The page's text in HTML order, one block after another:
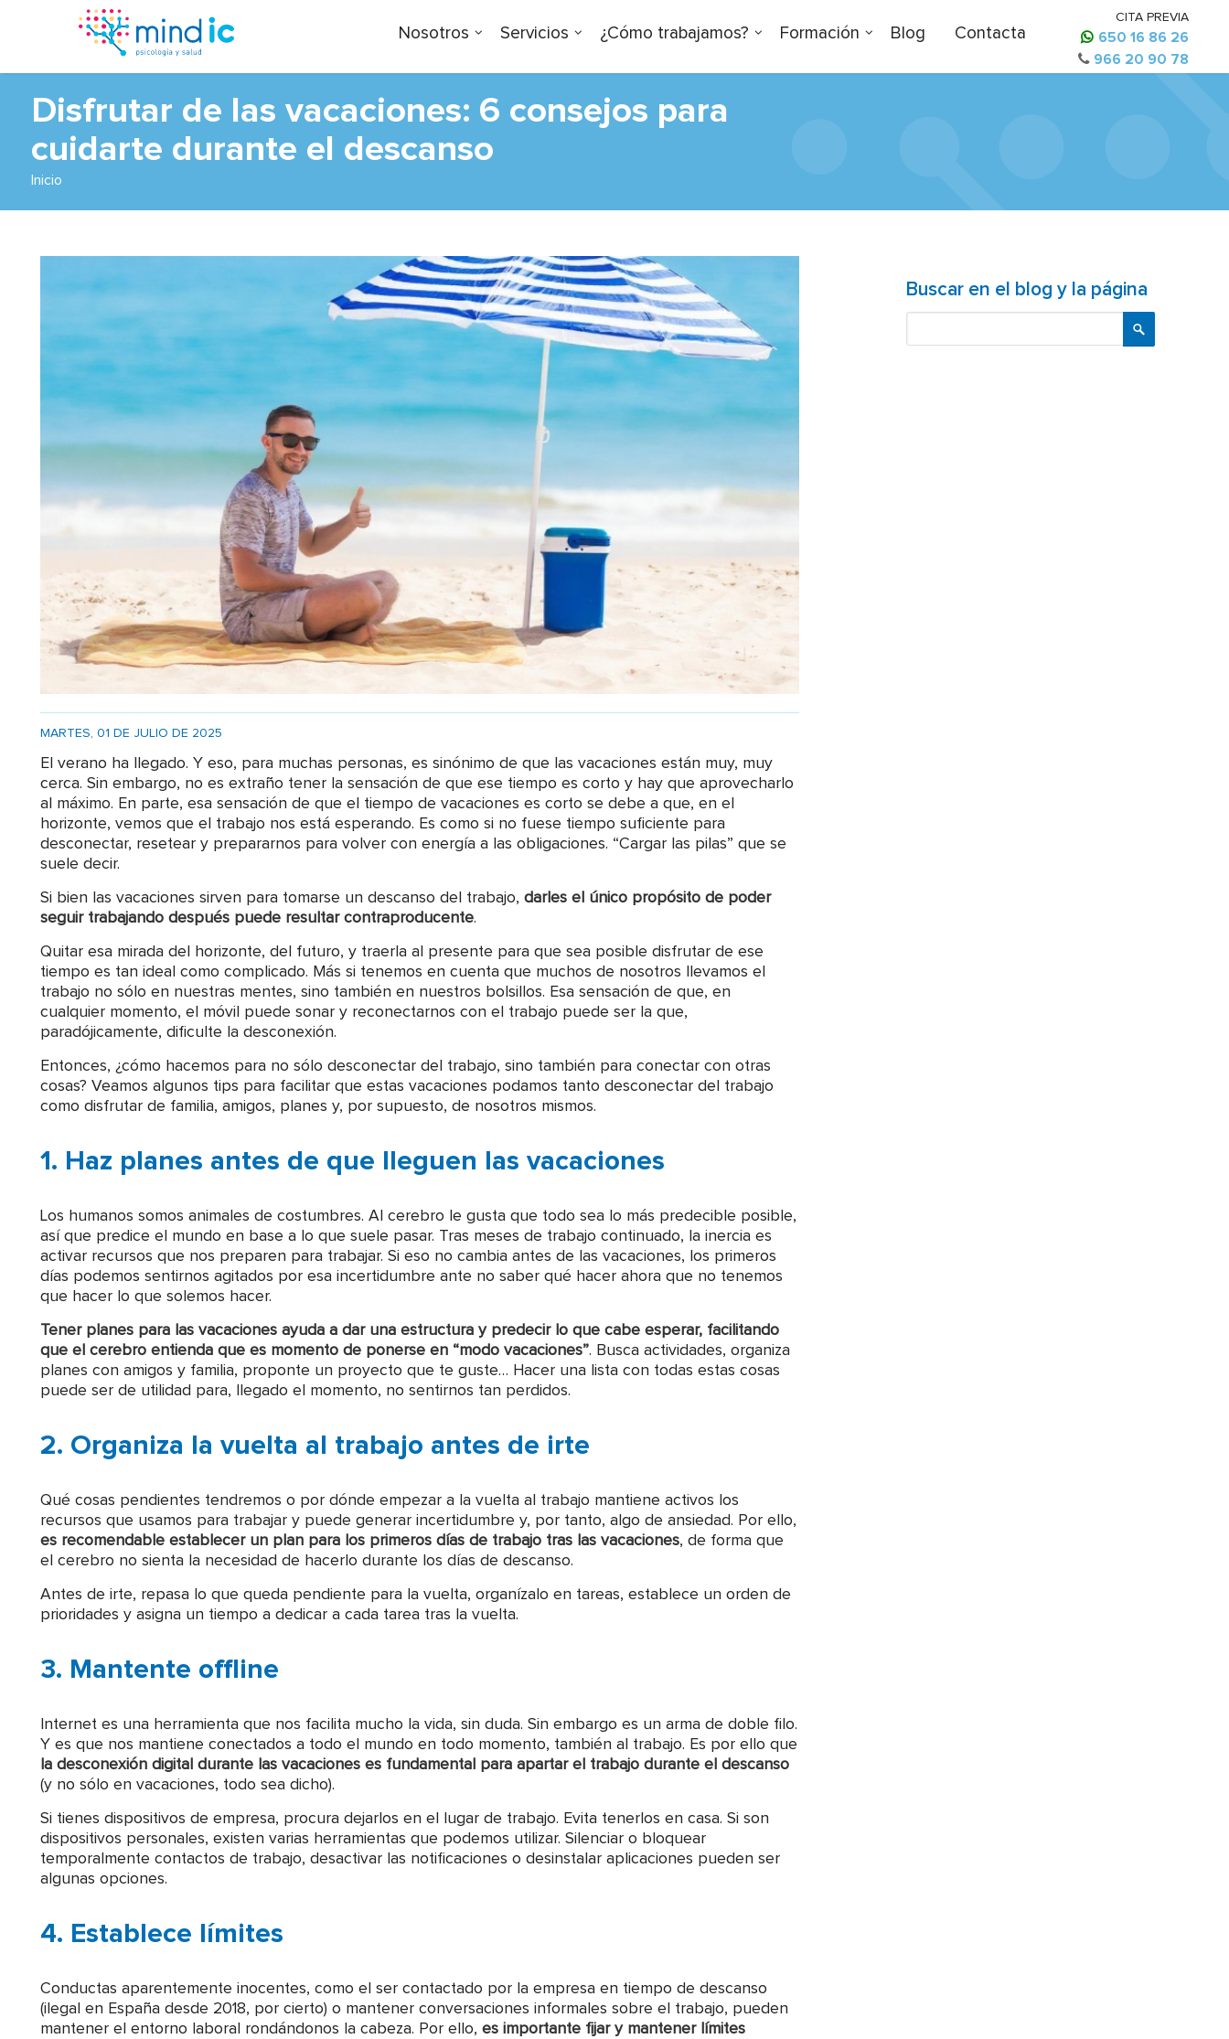
CITA PREVIA
650 16 86 26
966 20 90 78
Nosotros Servicios ¿Cómo trabajamos? Formación Blog Contacta
Disfrutar de las vacaciones: 6 consejos para
cuidarte durante el descanso
Inicio
MARTES, 01 DE JULIO DE 2025
El verano ha llegado. Y eso, para muchas personas, es sinónimo de que las vacaciones están muy, muy
cerca. Sin embargo, no es extraño tener la sensación de que ese tiempo es corto y hay que aprovecharlo
al máximo. En parte, esa sensación de que el tiempo de vacaciones es corto se debe a que, en el
horizonte, vemos que el trabajo nos está esperando. Es como si no fuese tiempo suficiente para
desconectar, resetear y prepararnos para volver con energía a las obligaciones. “Cargar las pilas” que se
suele decir.
Si bien las vacaciones sirven para tomarse un descanso del trabajo, darles el único propósito de poder
seguir trabajando después puede resultar contraproducente.
Quitar esa mirada del horizonte, del futuro, y traerla al presente para que sea posible disfrutar de ese
tiempo es tan ideal como complicado. Más si tenemos en cuenta que muchos de nosotros llevamos el
trabajo no sólo en nuestras mentes, sino también en nuestros bolsillos. Esa sensación de que, en
cualquier momento, el móvil puede sonar y reconectarnos con el trabajo puede ser la que,
paradójicamente, dificulte la desconexión.
Entonces, ¿cómo hacemos para no sólo desconectar del trabajo, sino también para conectar con otras
cosas? Veamos algunos tips para facilitar que estas vacaciones podamos tanto desconectar del trabajo
como disfrutar de familia, amigos, planes y, por supuesto, de nosotros mismos.
1. Haz planes antes de que lleguen las vacaciones
Los humanos somos animales de costumbres. Al cerebro le gusta que todo sea lo más predecible posible,
así que predice el mundo en base a lo que suele pasar. Tras meses de trabajo continuado, la inercia es
activar recursos que nos preparen para trabajar. Si eso no cambia antes de las vacaciones, los primeros
días podemos sentirnos agitados por esa incertidumbre ante no saber qué hacer ahora que no tenemos
que hacer lo que solemos hacer.
Tener planes para las vacaciones ayuda a dar una estructura y predecir lo que cabe esperar, facilitando
que el cerebro entienda que es momento de ponerse en “modo vacaciones”. Busca actividades, organiza
planes con amigos y familia, proponte un proyecto que te guste… Hacer una lista con todas estas cosas
puede ser de utilidad para, llegado el momento, no sentirnos tan perdidos.
2. Organiza la vuelta al trabajo antes de irte
Qué cosas pendientes tendremos o por dónde empezar a la vuelta al trabajo mantiene activos los
recursos que usamos para trabajar y puede generar incertidumbre y, por tanto, algo de ansiedad. Por ello,
es recomendable establecer un plan para los primeros días de trabajo tras las vacaciones, de forma que
el cerebro no sienta la necesidad de hacerlo durante los días de descanso.
Antes de irte, repasa lo que queda pendiente para la vuelta, organízalo en tareas, establece un orden de
prioridades y asigna un tiempo a dedicar a cada tarea tras la vuelta.
3. Mantente offline
Internet es una herramienta que nos facilita mucho la vida, sin duda. Sin embargo es un arma de doble filo.
Y es que nos mantiene conectados a todo el mundo en todo momento, también al trabajo. Es por ello que
la desconexión digital durante las vacaciones es fundamental para apartar el trabajo durante el descanso
(y no sólo en vacaciones, todo sea dicho).
Si tienes dispositivos de empresa, procura dejarlos en el lugar de trabajo. Evita tenerlos en casa. Si son
dispositivos personales, existen varias herramientas que podemos utilizar. Silenciar o bloquear
temporalmente contactos de trabajo, desactivar las notificaciones o desinstalar aplicaciones pueden ser
algunas opciones.
4. Establece límites
Conductas aparentemente inocentes, como el ser contactado por la empresa en tiempo de descanso
(ilegal en España desde 2018, por cierto) o mantener conversaciones informales sobre el trabajo, pueden
mantener el entorno laboral rondándonos la cabeza. Por ello, es importante fijar y mantener límites
Buscar en el blog y la página